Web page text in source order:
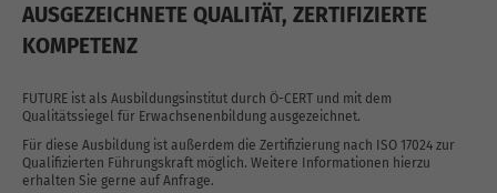
AUSGEZEICHNETE QUALITÄT, ZERTIFIZIERTE
KOMPETENZ
FUTURE ist als Ausbildungsinstitut durch Ö-CERT und mit dem
Qualitätssiegel für Erwachsenenbildung ausgezeichnet.
Für diese Ausbildung ist außerdem die Zertifizierung nach ISO 17024 zur
Qualifizierten Führungskraft möglich. Weitere Informationen hierzu
erhalten Sie gerne auf Anfrage.